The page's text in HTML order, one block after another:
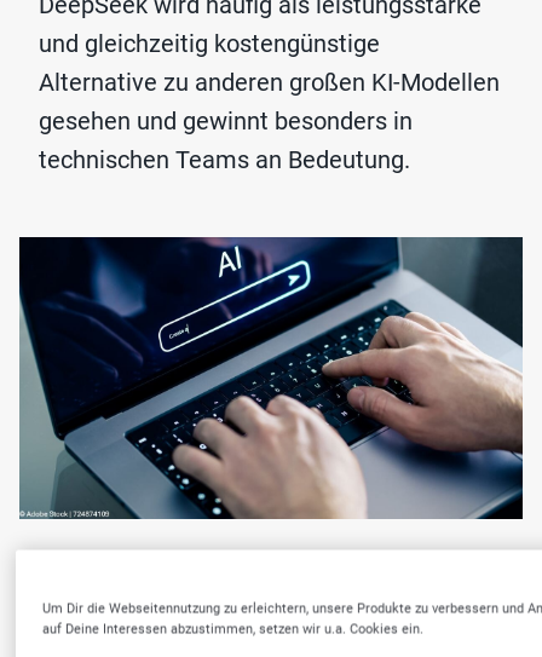
und gleichzeitig kostengünstige
Alternative zu anderen großen KI-Modellen
gesehen und gewinnt besonders in
technischen Teams an Bedeutung.
DeepL
DeepL ist eines der bekanntesten KI-Tools
Um Dir die Webseitennutzung zu erleichtern, unsere Produkte zu verbessern und
auf Deine Interessen abzustimmen, setzen wir u.a. Cookies ein.